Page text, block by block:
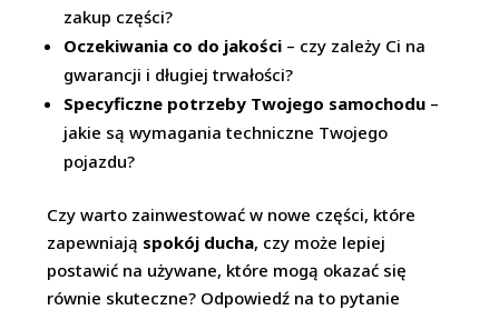
zakup części?
Oczekiwania co do jakości – czy zależy Ci na
gwarancji i długiej trwałości?
Specyficzne potrzeby Twojego samochodu –
jakie są wymagania techniczne Twojego
pojazdu?
Czy warto zainwestować w nowe części, które
zapewniają spokój ducha, czy może lepiej
postawić na używane, które mogą okazać się
równie skuteczne? Odpowiedź na to pytanie